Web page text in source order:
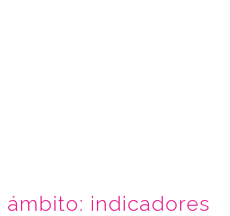
ámbito: indicadores